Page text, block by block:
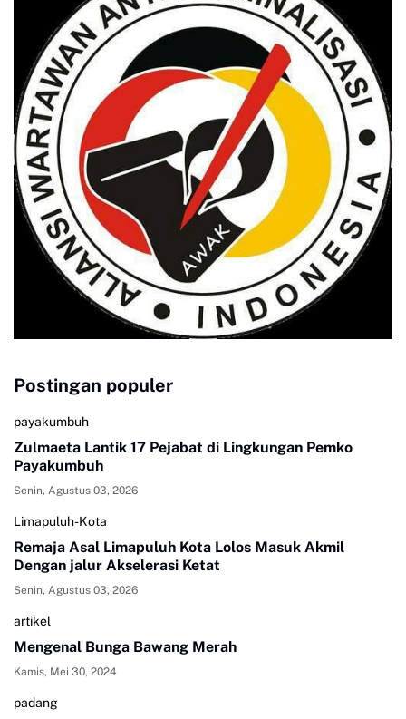
Postingan populer
payakumbuh
Zulmaeta Lantik 17 Pejabat di Lingkungan Pemko
Payakumbuh
Senin, Agustus 03, 2026
Limapuluh-Kota
Remaja Asal Limapuluh Kota Lolos Masuk Akmil
Dengan jalur Akselerasi Ketat
Senin, Agustus 03, 2026
artikel
Mengenal Bunga Bawang Merah
Kamis, Mei 30, 2024
padang